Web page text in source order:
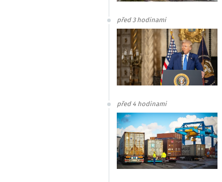
před 3 hodinami
před 4 hodinami